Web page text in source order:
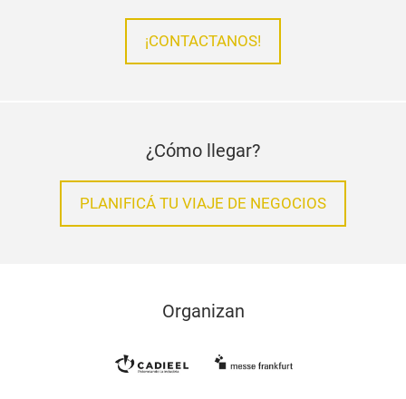
¡CONTACTANOS!
¿Cómo llegar?
PLANIFICÁ TU VIAJE DE NEGOCIOS
Organizan